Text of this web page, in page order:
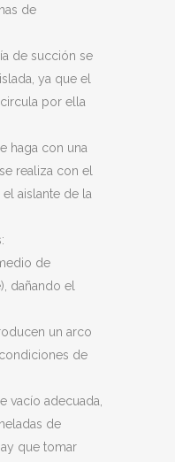
de
de succión se
ya que el
por ella
haga con una
realiza con el
aislante de la
de
dañando el
un arco
de
vacío adecuada,
de
que tomar